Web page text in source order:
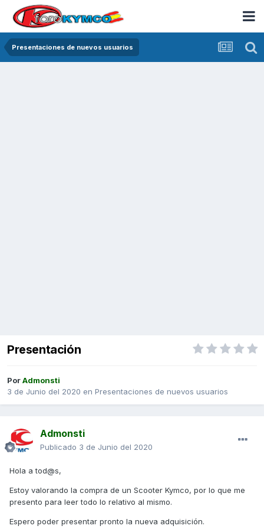
Presentaciones de nuevos usuarios
Presentación
PorAdmonsti
3 de Junio del 2020 en Presentaciones de nuevos usuarios
Admonsti
Publicado 3 de Junio del 2020
Hola a tod@s,
Estoy valorando la compra de un Scooter Kymco, por lo que me
presento para leer todo lo relativo al mismo.
Espero poder presentar pronto la nueva adquisición.